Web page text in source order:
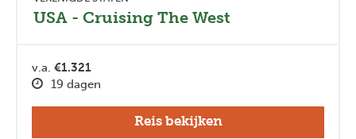
USA - Cruising The West
v.a. €1.321
19 dagen
Reis bekijken